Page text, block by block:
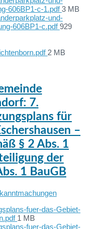
606BP1-c-1.pdfFile
size:
3 MB
und-
606BP1-c.pdfFile
929
File
2 MB
7.
für
–
§ 2 Abs. 1
der
1 BauGB
fuer-das-Gebiet-
File
size:
1 MB
fuer-das-Gebiet-